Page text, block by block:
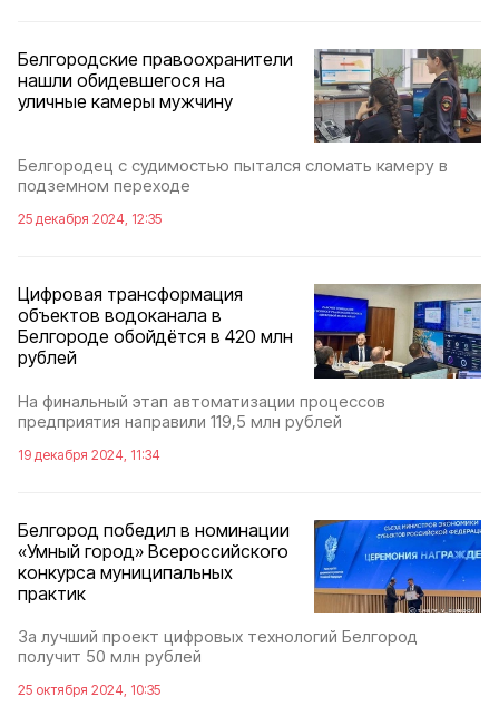
Белгородские правоохранители
нашли обидевшегося на
уличные камеры мужчину
Белгородец с судимостью пытался сломать камеру в
подземном переходе
25 декабря 2024, 12:35
Цифровая трансформация
объектов водоканала в
Белгороде обойдётся в 420 млн
рублей
На финальный этап автоматизации процессов
предприятия направили 119,5 млн рублей
19 декабря 2024, 11:34
Белгород победил в номинации
«Умный город» Всероссийского
конкурса муниципальных
практик
За лучший проект цифровых технологий Белгород
получит 50 млн рублей
25 октября 2024, 10:35